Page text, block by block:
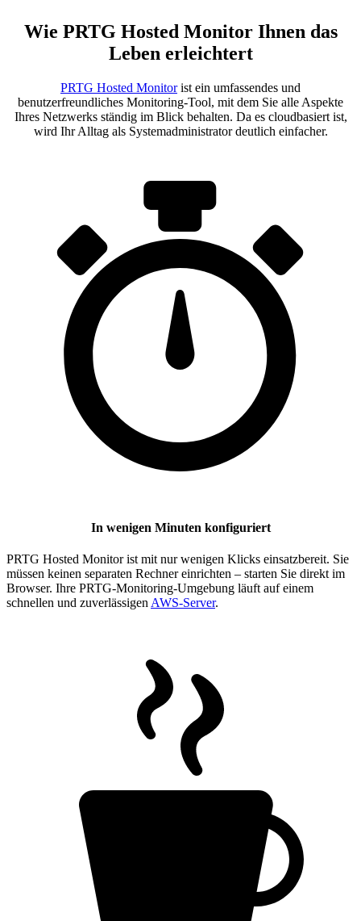
Wie PRTG Hosted Monitor Ihnen das
Leben erleichtert
PRTG Hosted Monitorist ein umfassendes und
benutzerfreundliches Monitoring-Tool, mit dem Sie alle Aspekte
Ihres Netzwerks ständig im Blick behalten. Da es cloudbasiert ist,
wird Ihr Alltag als Systemadministrator deutlich einfacher.
In wenigen Minuten konfiguriert
PRTG Hosted Monitor ist mit nur wenigen Klicks einsatzbereit. Sie
müssen keinen separaten Rechner einrichten – starten Sie direkt im
Browser. Ihre PRTG-Monitoring-Umgebung läuft auf einem
schnellen und zuverlässigen AWS-Server.